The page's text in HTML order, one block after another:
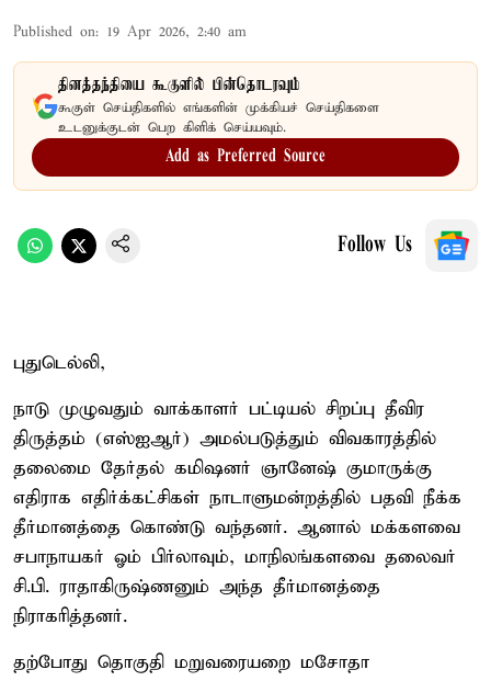
Published on: 19 Apr 2026, 2:40 am
தினத்தந்தியை கூகுளில் பின்தொடரவும்
கூகுள் செய்திகளில் எங்களின் முக்கியச் செய்திகளை
உடனுக்குடன் பெற கிளிக் செய்யவும்.
Add as Preferred Source
Follow Us
புதுடெல்லி,
நாடு முழுவதும் வாக்காளர் பட்டியல் சிறப்பு தீவிர
திருத்தம் (எஸ்ஐஆர்) அமல்படுத்தும் விவகாரத்தில்
தலைமை தேர்தல் கமிஷனர் ஞானேஷ் குமாருக்கு
எதிராக எதிர்க்கட்சிகள் நாடாளுமன்றத்தில் பதவி நீக்க
தீர்மானத்தை கொண்டு வந்தனர். ஆனால் மக்களவை
சபாநாயகர் ஓம் பிர்லாவும், மாநிலங்களவை தலைவர்
சி.பி. ராதாகிருஷ்ணனும் அந்த தீர்மானத்தை
நிராகரித்தனர்.
தற்போது தொகுதி மறுவரையறை மசோதா